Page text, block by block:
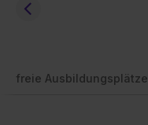
freie Ausbildungsplätze